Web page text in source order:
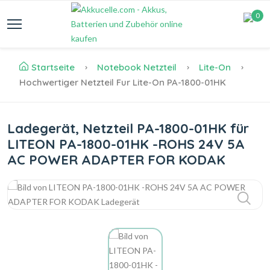
0
Startseite Notebook Netzteil
Lite-On
Hochwertiger Netzteil Fur Lite-On PA-1800-01HK
Ladegerät, Netzteil PA-1800-01HK für
LITEON PA-1800-01HK -ROHS 24V 5A
AC POWER ADAPTER FOR KODAK